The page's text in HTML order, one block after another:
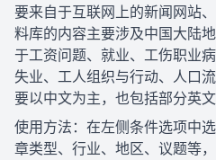
要来自于互联网上的新闻网站
料库的内容主要涉及中国大陆
于工资问题、就业、工伤职业
失业、工人组织与行动、人口
要以中文为主，也包括部分英文
使用方法：在左侧条件选项中
章类型、行业、地区、议题等